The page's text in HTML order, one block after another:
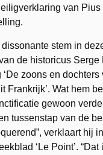
van
stem in
de historicus Serge
zoons en
Frankrijk’. Wat hem
gewoon
tussenstap van de
verklaart hij
‘Le Point’.